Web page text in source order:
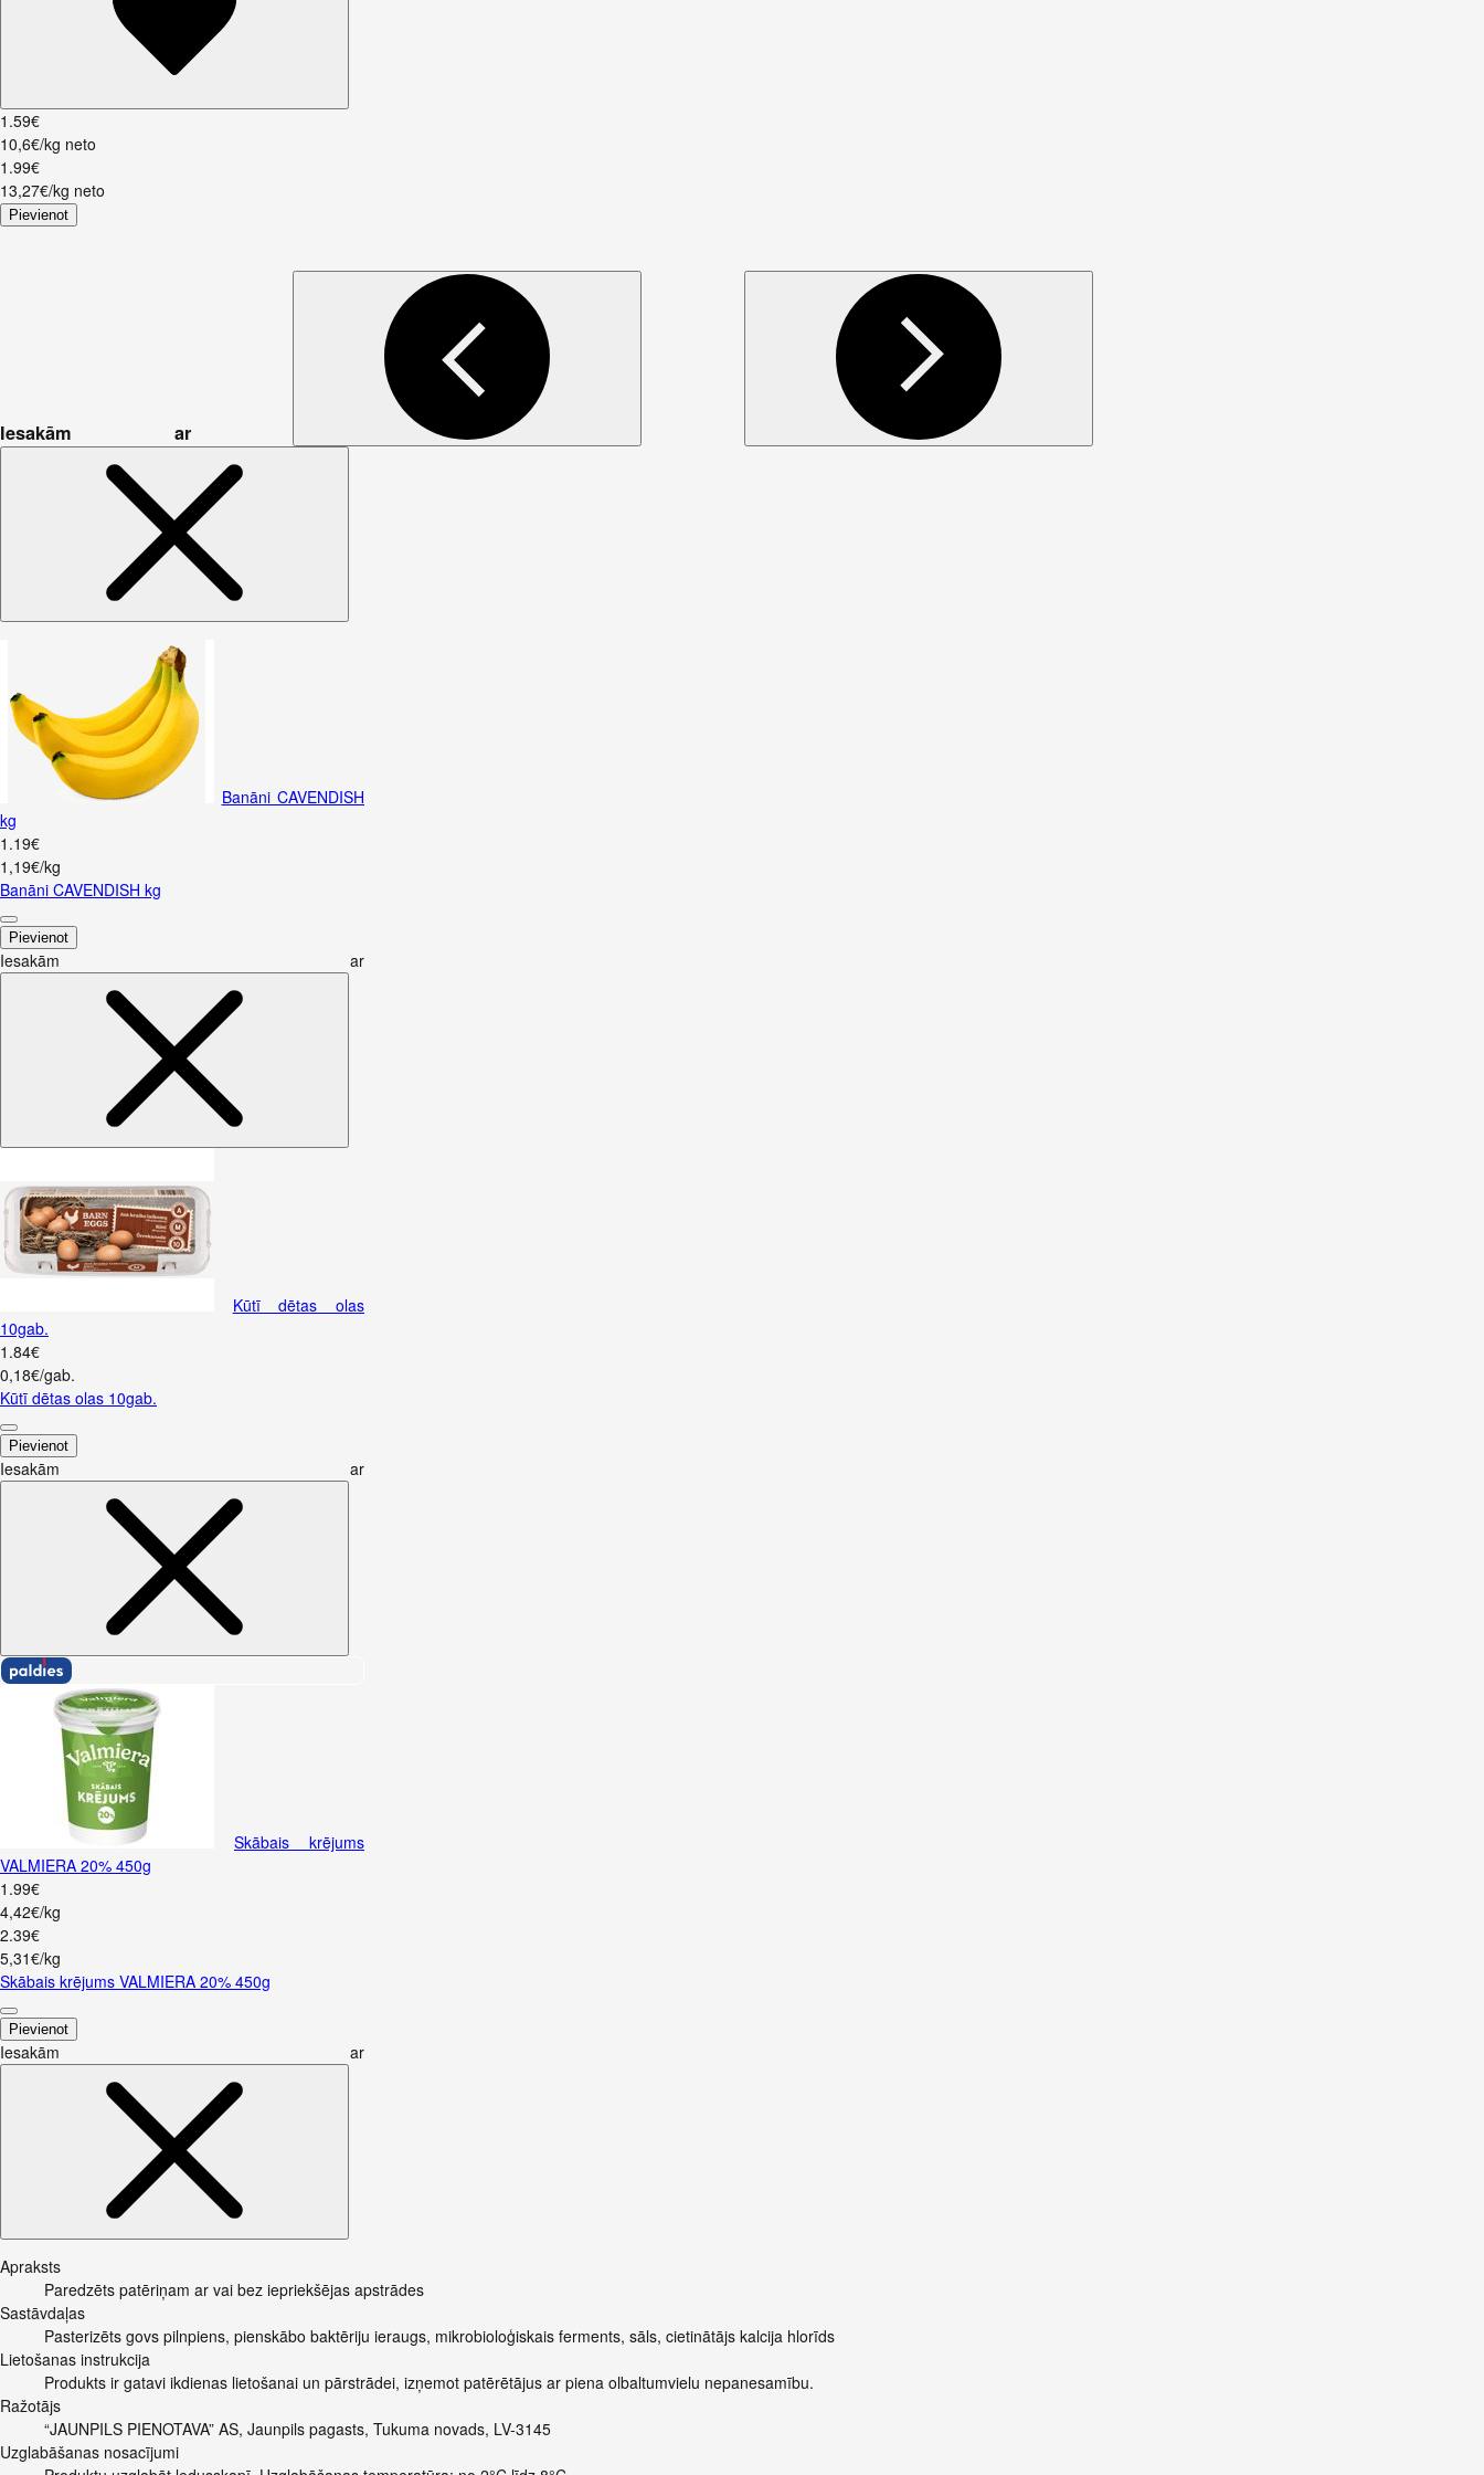
1 .59€
10,6€/kg neto
1 .99€
13,27€/kg neto
Pievienot
Iesakām ar
Banāni CAVENDISH
kg
1 .19€
1,19€/kg
Banāni CAVENDISH kg
Pievienot
Iesakām ar
Kūtī dētas olas
10gab.
1 .84€
0,18€/gab.
Kūtī dētas olas 10gab.
Pievienot
Iesakām ar
Skābais krējums
VALMIERA 20% 450g
1 .99€
4,42€/kg
2.39€
5,31€/kg
Skābais krējums VALMIERA 20% 450g
Pievienot
Iesakām ar
Apraksts
Paredzēts patēriņam ar vai bez iepriekšējas apstrādes
Sastāvdaļas
Pasterizēts govs pilnpiens, pienskābo baktēriju ieraugs, mikrobioloģiskais ferments, sāls, cietinātājs kalcija hlorīds
Lietošanas instrukcija
Produkts ir gatavi ikdienas lietošanai un pārstrādei, izņemot patērētājus ar piena olbaltumvielu nepanesamību.
Ražotājs
“JAUNPILS PIENOTAVA” AS, Jaunpils pagasts, Tukuma novads, LV-3145
Uzglabāšanas nosacījumi